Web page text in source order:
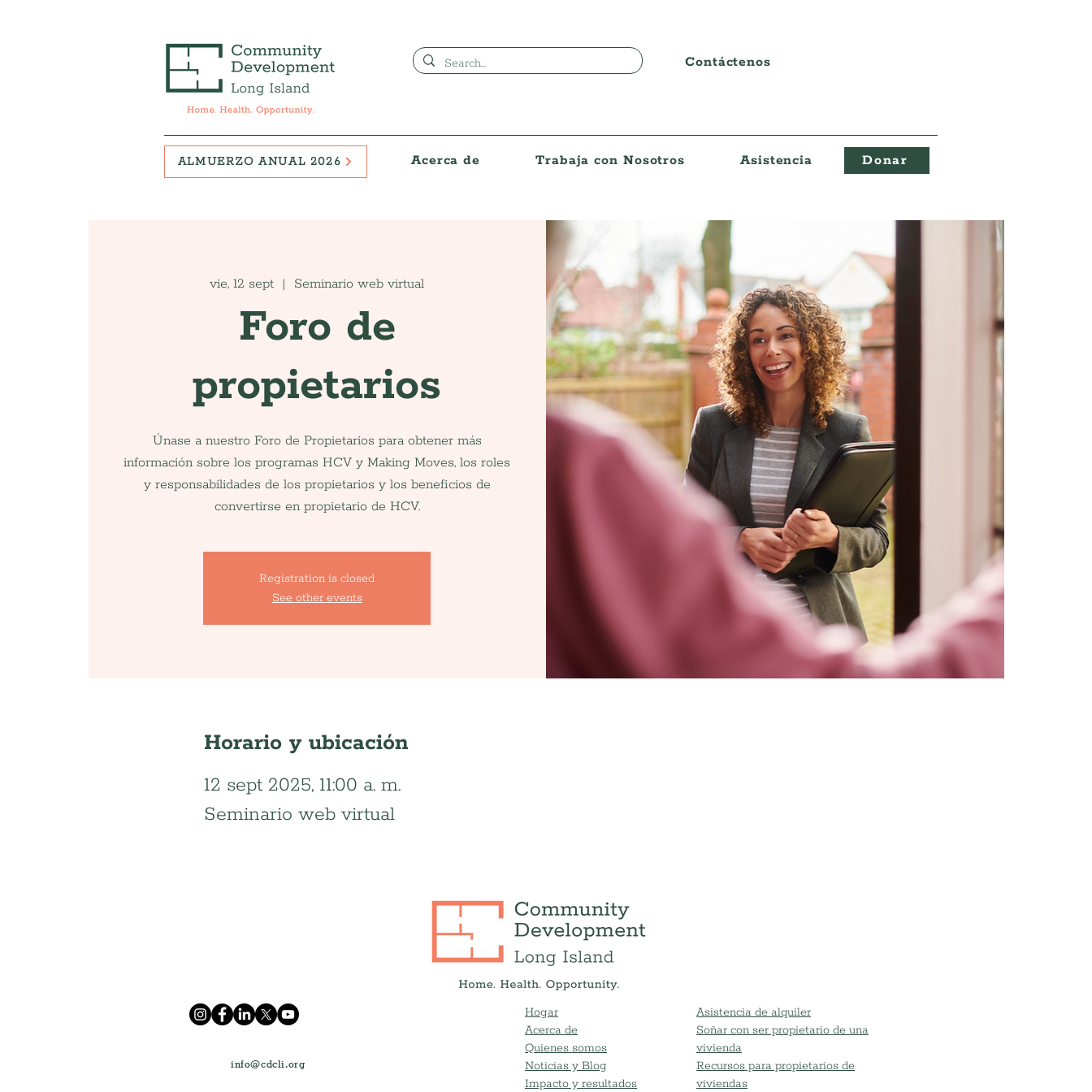
Contáctenos
ALMUERZO ANUAL 2026 Acerca de Trabaja con Nosotros Asistencia Donar
vie, 12 sept
  |
Seminario web virtual
Foro de
propietarios
Únase a nuestro Foro de Propietarios para obtener más
información sobre los programas HCV y Making Moves, los roles
y responsabilidades de los propietarios y los beneficios de
convertirse en propietario de HCV.
Registration is closed
See other events
Horario y ubicación
12 sept 2025, 11:00 a. m.
Seminario web virtual
info@cdcli.org
Hogar
Acerca de
Quienes somos
Noticias y Blog
Impacto y resultados
Asistencia de alquiler
Soñar con ser propietario de una
vivienda
Recursos para propietarios de
viviendas